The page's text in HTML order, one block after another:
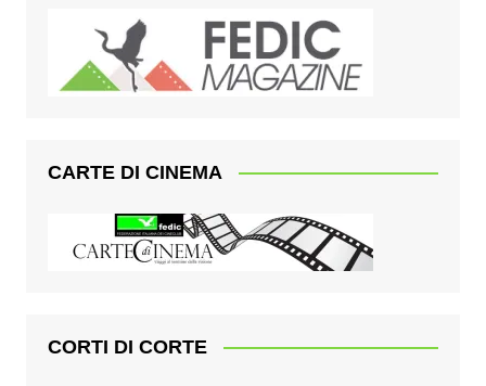
CARTE DI CINEMA
CORTI DI CORTE